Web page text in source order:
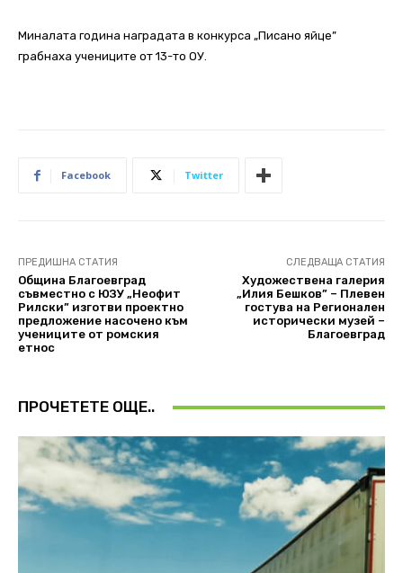
Миналата година наградата в конкурса „Писано яйце”
грабнаха учениците от 13-то ОУ.
Facebook Twitter
ПРЕДИШНА СТАТИЯ
Община Благоевград
съвместно с ЮЗУ „Неофит
Рилски” изготви проектно
предложение насочено към
учениците от ромския
етнос
СЛЕДВАЩА СТАТИЯ
Художествена галерия
„Илия Бешков” – Плевен
гостува на Регионален
исторически музей –
Благоевград
ПРОЧЕТЕТЕ ОЩЕ..